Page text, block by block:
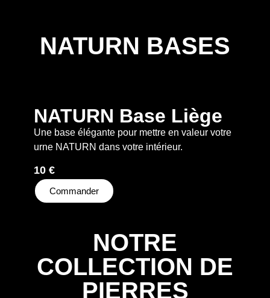
NATURN BASES
NATURN Base Liège
Une base élégante pour mettre en valeur votre
urne NATURN dans votre intérieur.
10 €
Commander
NOTRE
COLLECTION DE
PIERRES